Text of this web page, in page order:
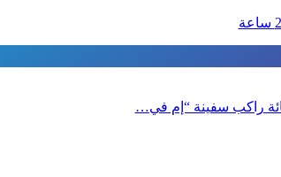
راكب سفينة “إم في…